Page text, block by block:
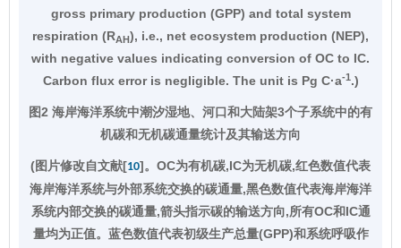
gross primary production (GPP) and total system
respiration (RAH), i.e., net ecosystem production (NEP),
with negative values indicating conversion of OC to IC.
Carbon flux error is negligible. The unit is Pg C·a-1.)
图2 海岸海洋系统中潮汐湿地、河口和大陆架3个子系统中的有
机碳和无机碳通量统计及其输送方向
(图片修改自文献[10]。OC为有机碳,IC为无机碳,红色数值代表
海岸海洋系统与外部系统交换的碳通量,黑色数值代表海岸海洋
系统内部交换的碳通量,箭头指示碳的输送方向,所有OC和IC通
量均为正值。蓝色数值代表初级生产总量(GPP)和系统呼吸作